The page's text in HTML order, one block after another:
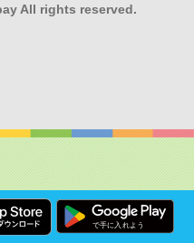
All rights reserved.